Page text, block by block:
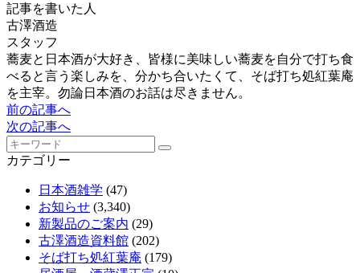
記事を書いた人
古澤酒造
スタッフ
蕎麦と日本酒が大好き、皆様に美味しい蕎麦を自分で打ち食
べると言う楽しみを、分かち合いたくて、そば打ち処紅葉庵
を主宰。勿論日本酒のお話は尽きません。
前の記事へ
次の記事へ
カテゴリー
日本酒雑学 (47)
お知らせ (3,340)
新製品のご案内 (29)
古澤酒造資料館 (202)
そば打ち処紅葉庵 (179)